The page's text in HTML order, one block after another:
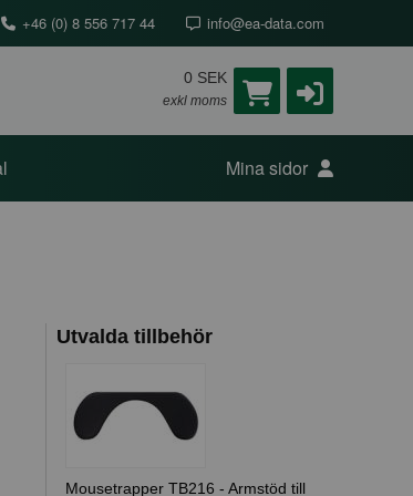
+46 (0) 8 556 717 44 info@ea-data.com
0 SEK
exkl moms
Mina sidor
Utvalda tillbehör
Mousetrapper TB216 - Armstöd till